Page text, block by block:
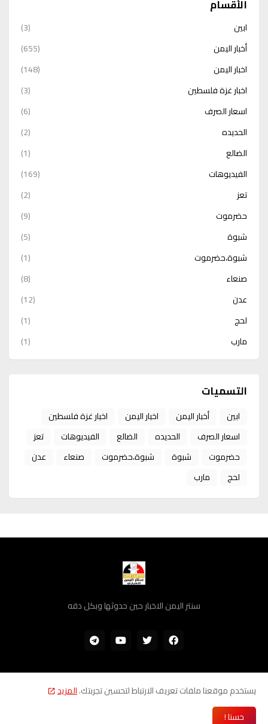
الأقسام
ابين
(3)
أخبار اليمن
(655)
اخبار اليمن
(148)
اخبار غزة فلسطين
(3)
اسعار الصرف
(6)
الحديده
(2)
الضالع
(1)
الفيديوهات
(169)
تعز
(2)
حضرموت
(9)
شبوة
(5)
شبوة،حضرموت
(1)
صنعاء
(8)
عدن
(12)
لحج
(1)
مارب
(1)
التسميات
ابين أخبار اليمن اخبار اليمن
اخبار غزة فلسطين
اسعار الصرف
الحديده الضالع الفيديوهات
تعز
حضرموت
شبوة شبوة،حضرموت صنعاء
عدن
لحج
مارب
سنتر اليمن الاخبار حين حدوثها وبكل دقه
جميع الحقوق محفوظة © 2022 لدى موقع سنتر اليمن
سياسة الخصوصية من نحن اتصل بنايستخدم موقعنا ملفات تعريف الارتباط لتحسين تجربتك.المزيد
حسنا !